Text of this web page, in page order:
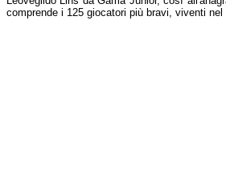
comprende i 125 giocatori più bravi, viventi